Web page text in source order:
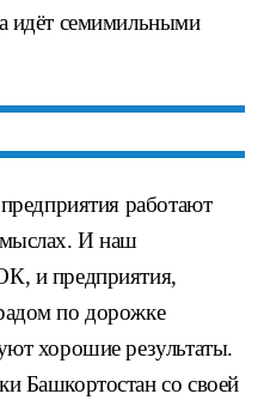
идёт семимильными
работают
И наш
и предприятия,
по дорожке
хорошие результаты.
Башкортостан со своей